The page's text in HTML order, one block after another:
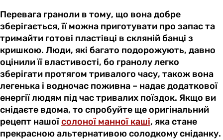
Перевага граноли в тому, що вона добре
зберігається, її можна приготувати про запас та
тримайти готові пластівці в скляній банці з
кришкою. Люди, які багато подорожують, давно
оцінили її властивості, бо гранолу легко
зберігати протягом тривалого часу, також вона
легенька і водночас поживна – надає додаткової
енергії людям під час тривалих поїздок. Якщо ви
снідаєте вдома, то спробуйте ще оригінальний
рецепт нашоїсолоної манної каші, яка стане
прекрасною альтернативою солодкому сніданку.